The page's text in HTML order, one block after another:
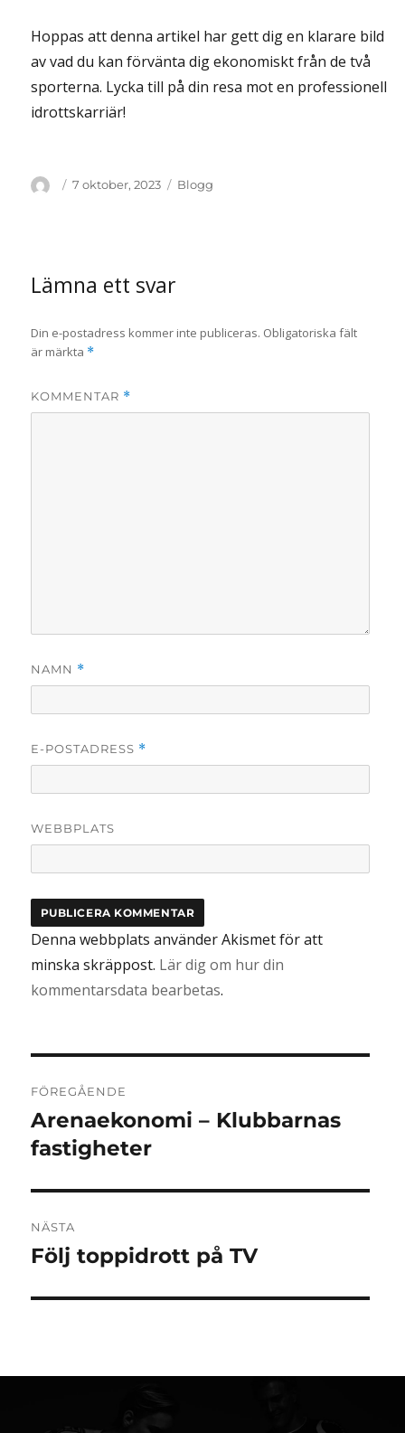
Hoppas att denna artikel har gett dig en klarare bild
av vad du kan förvänta dig ekonomiskt från de två
sporterna. Lycka till på din resa mot en professionell
idrottskarriär!
Författare
Publicerat
7 oktober, 2023 Kategorier
Blogg
Lämna ett svar
Din e-postadress kommer inte publiceras. Obligatoriska fält
är märkta *
KOMMENTAR *
NAMN *
E-POSTADRESS *
WEBBPLATS
Denna webbplats använder Akismet för att
minska skräppost. Lär dig om hur din
kommentarsdata bearbetas.
FÖREGÅENDE
Föregående
inlägg:
Arenaekonomi – Klubbarnas
fastigheter
NÄSTA
Nästa
Följ toppidrott på TV